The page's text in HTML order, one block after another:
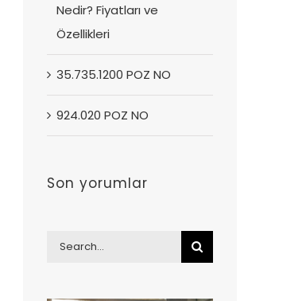
Nedir? Fiyatları ve
Özellikleri
35.735.1200 POZ NO
924.020 POZ NO
Son yorumlar
Search